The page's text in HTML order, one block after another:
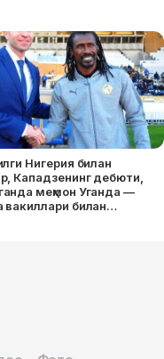
Нигерия билан
Кападзенинг дебюти,
меҳмон Уганда —
вакиллари билан